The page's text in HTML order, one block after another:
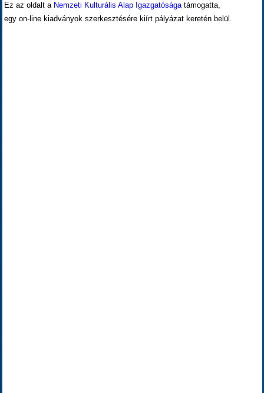
Ez az oldalt a Nemzeti Kulturális Alap Igazgatóságatámogatta,
egy on-line kiadványok szerkesztésére kiírt pályázat keretén belül.